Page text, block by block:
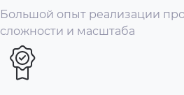
Большой опыт реализации
сложности и масштаба